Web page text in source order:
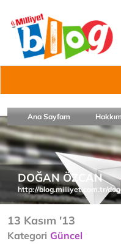
Ana Sayfam
DOĞAN ÖZCAN
http://blog.milliyet.com.tr/
13 Kasım '13
Kategori Güncel